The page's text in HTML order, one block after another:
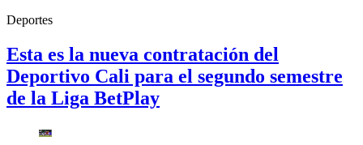
Deportes
Esta es la nueva contratación del
Deportivo Cali para el segundo semestre
de la Liga BetPlay